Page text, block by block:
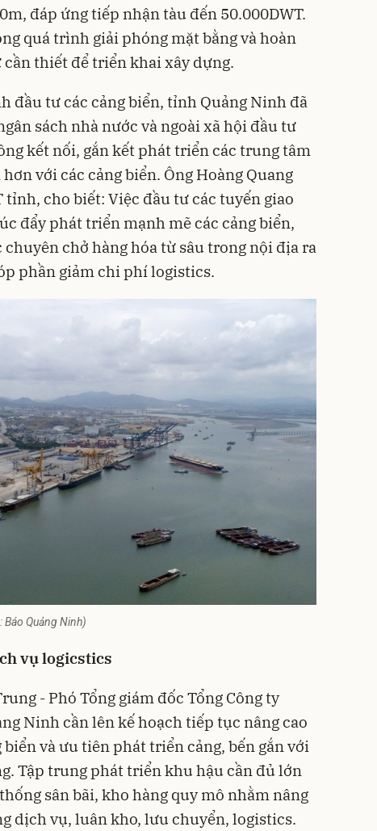
đáp ứng tiếp nhận tàu đến 50.000DWT.
quá trình giải phóng mặt bằng và hoàn
thiết để triển khai xây dựng.
đầu tư các cảng biển, tỉnh Quảng Ninh đã
sách nhà nước và ngoài xã hội đầu tư
kết nối, gắn kết phát triển các trung tâm
với các cảng biển. Ông Hoàng Quang
tỉnh, cho biết: Việc đầu tư các tuyến giao
đẩy phát triển mạnh mẽ các cảng biển,
chở hàng hóa từ sâu trong nội địa ra
phần giảm chi phí logistics.
Báo Quảng Ninh)
vụ logicstics
- Phó Tổng giám đốc Tổng Công ty
Ninh cần lên kế hoạch tiếp tục nâng cao
và ưu tiên phát triển cảng, bến gắn với
Tập trung phát triển khu hậu cần đủ lớn
sân bãi, kho hàng quy mô nhằm nâng
dịch vụ, luân kho, lưu chuyển, logistics.